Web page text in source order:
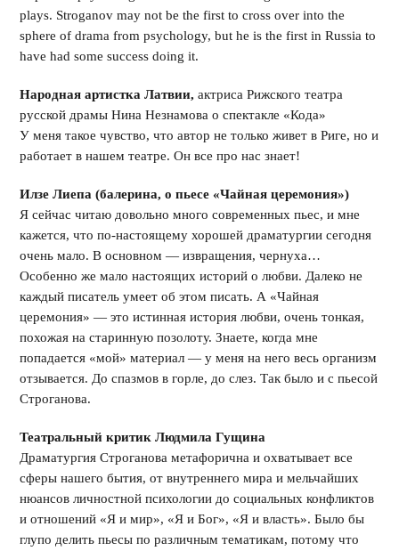
plays. Stroganov may not be the first to cross over into the
sphere of drama from psychology, but he is the first in Russia to
have had some success doing it.
Народная артистка Латвии,актриса Рижского театра
русской драмы Нина Незнамова о спектакле «Кода»
У меня такое чувство, что автор не только живет в Риге, но и
работает в нашем театре. Он все про нас знает!
Илзе Лиепа (балерина, о пьесе «Чайная церемония»)
Я сейчас читаю довольно много современных пьес, и мне
кажется, что по-настоящему хорошей драматургии сегодня
очень мало. В основном — извращения, чернуха…
Особенно же мало настоящих историй о любви. Далеко не
каждый писатель умеет об этом писать. А «Чайная
церемония» — это истинная история любви, очень тонкая,
похожая на старинную позолоту. Знаете, когда мне
попадается «мой» материал — у меня на него весь организм
отзывается. До спазмов в горле, до слез. Так было и с пьесой
Строганова.
Театральный критик Людмила Гущина
Драматургия Строганова метафорична и охватывает все
сферы нашего бытия, от внутреннего мира и мельчайших
нюансов личностной психологии до социальных конфликтов
и отношений «Я и мир», «Я и Бог», «Я и власть». Было бы
глупо делить пьесы по различным тематикам, потому что